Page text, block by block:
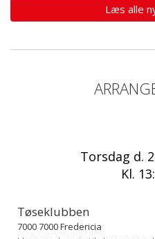
Læs alle
Torsdag d.
Kl.
Tøseklubben
7000 7000 Fredericia